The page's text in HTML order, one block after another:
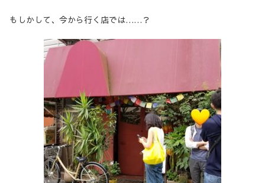
もしかして、今から行く店では……？